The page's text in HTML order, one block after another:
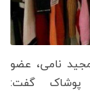
نامی، عضو
پوشاک گفت: